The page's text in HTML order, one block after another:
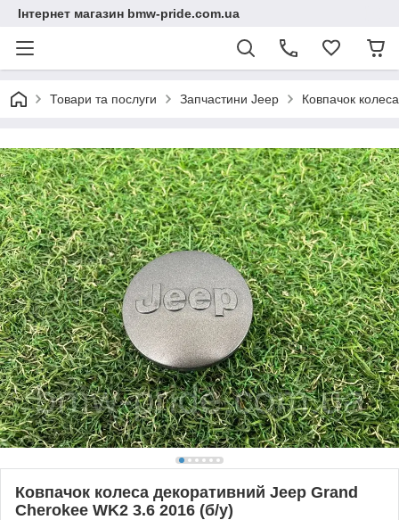
Інтернет магазин bmw-pride.com.ua
Товари та послуги Запчастини Jeep Ковпачок
Ковпачок колеса декоративний Jeep Grand
Cherokee WK2 3.6 2016 (б/у)